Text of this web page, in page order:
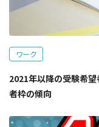
ワーク
2021年以降の受験希望
者枠の傾向